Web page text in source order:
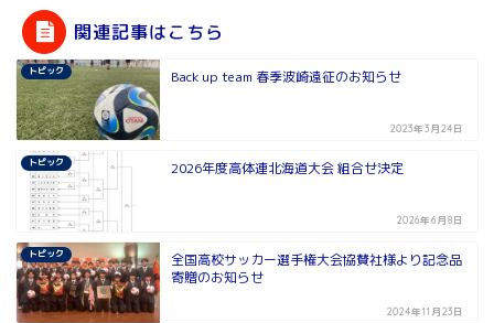
関連記事はこちら
トピック Back up team 春季波崎遠征のお知らせ
2023年3月24日
トピック 2026年度高体連北海道大会 組合せ決定
2026年6月8日
トピック
全国高校サッカー選手権大会協賛社様より記念品
寄贈のお知らせ
2024年11月23日